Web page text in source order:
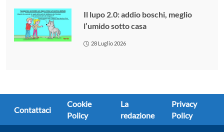
Il lupo 2.0: addio boschi, meglio
l’umido sotto casa
28 Luglio 2026
Contattaci
Cookie
Policy
La
redazione
Privacy
Policy